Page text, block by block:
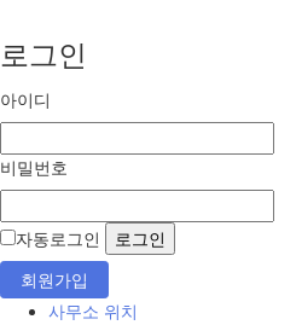
로그인
아이디
비밀번호
자동로그인
회원가입
사무소 위치